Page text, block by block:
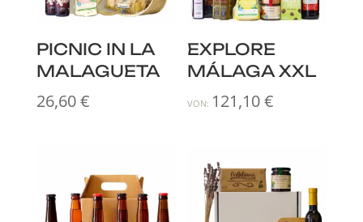
PICNIC IN LA
MALAGUETA
26,60€
EXPLORE
MÁLAGA XXL
VON: 121,10€